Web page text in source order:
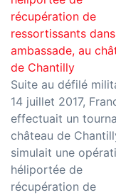
récupération de
ressortissants
ambassade, au
de Chantilly
Suite au défilé
14 juillet 2017,
effectuait un
château de
simulait une
héliportée de
récupération de